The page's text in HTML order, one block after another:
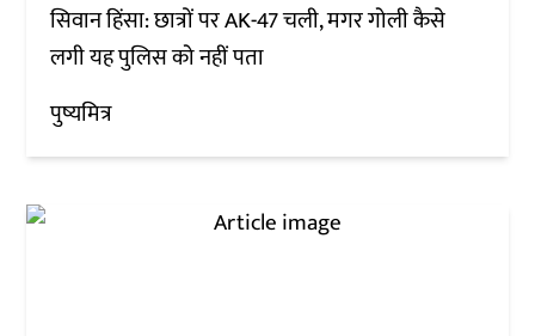
सिवान हिंसा: छात्रों पर AK-47 चली, मगर गोली कैसे
लगी यह पुलिस को नहीं पता
पुष्यमित्र